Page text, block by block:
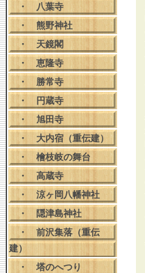
・ 八葉寺
・ 熊野神社
・ 天鏡閣
・ 恵隆寺
・ 勝常寺
・
円蔵寺
・ 旭田寺
・ 大内宿（重伝建）
・ 檜枝岐の舞台
・ 高蔵寺
・ 涼ヶ岡八幡神社
・
隠津島神社
・ 前沢集落（重伝
建）
・ 塔のへつり